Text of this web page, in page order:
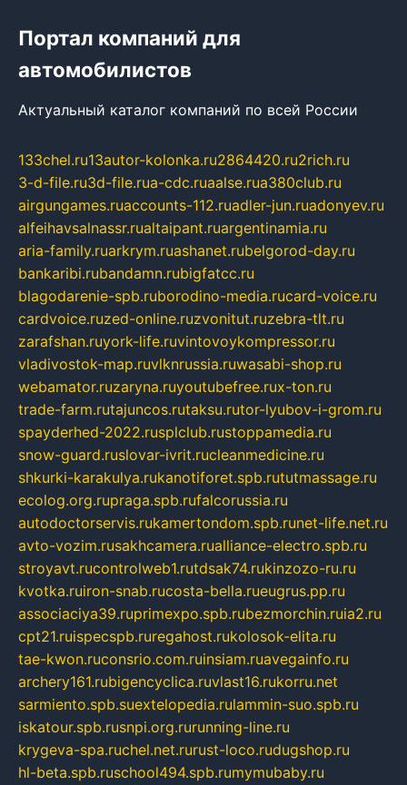
Портал компаний для
автомобилистов
Актуальный каталог компаний по всей России
133chel.ru13autor-kolonka.ru2864420.ru2rich.ru
3-d-file.ru3d-file.rua-cdc.ruaalse.rua380club.ru
airgungames.ruaccounts-112.ruadler-jun.ruadonyev.ru
alfeihavsalnassr.rualtaipant.ruargentinamia.ru
aria-family.ruarkrym.ruashanet.rubelgorod-day.ru
bankaribi.rubandamn.rubigfatcc.ru
blagodarenie-spb.ruborodino-media.rucard-voice.ru
cardvoice.ruzed-online.ruzvonitut.ruzebra-tlt.ru
zarafshan.ruyork-life.ruvintovoykompressor.ru
vladivostok-map.ruvlknrussia.ruwasabi-shop.ru
webamator.ruzaryna.ruyoutubefree.rux-ton.ru
trade-farm.rutajuncos.rutaksu.rutor-lyubov-i-grom.ru
spayderhed-2022.rusplclub.rustoppamedia.ru
snow-guard.ruslovar-ivrit.rucleanmedicine.ru
shkurki-karakulya.rukanotiforet.spb.rututmassage.ru
ecolog.org.rupraga.spb.rufalcorussia.ru
autodoctorservis.rukamertondom.spb.runet-life.net.ru
avto-vozim.rusakhcamera.rualliance-electro.spb.ru
stroyavt.rucontrolweb1.rutdsak74.rukinzozo-ru.ru
kvotka.ruiron-snab.rucosta-bella.rueugrus.pp.ru
associaciya39.ruprimexpo.spb.rubezmorchin.ruia2.ru
cpt21.ruispecspb.ruregahost.rukolosok-elita.ru
tae-kwon.ruconsrio.com.ruinsiam.ruavegainfo.ru
archery161.rubigencyclica.ruvlast16.rukorru.net
sarmiento.spb.suextelopedia.rulammin-suo.spb.ru
iskatour.spb.rusnpi.org.rurunning-line.ru
krygeva-spa.ruchel.net.rurust-loco.rudugshop.ru
hl-beta.spb.ruschool494.spb.rumymubaby.ru